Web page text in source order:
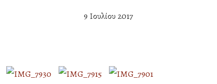
9 Ιουλίου 2017